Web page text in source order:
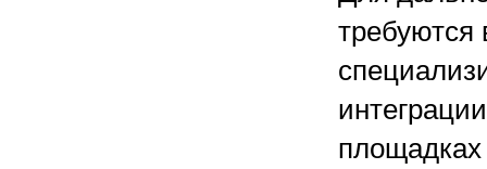
требуются